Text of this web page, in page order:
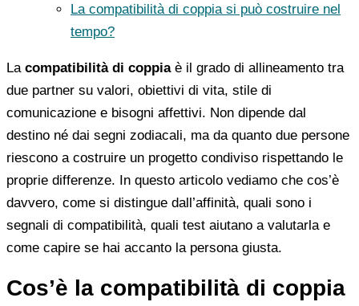
La compatibilità di coppia si può costruire nel
tempo?
La compatibilità di coppiaè il grado di allineamento tra
due partner su valori, obiettivi di vita, stile di
comunicazione e bisogni affettivi. Non dipende dal
destino né dai segni zodiacali, ma da quanto due persone
riescono a costruire un progetto condiviso rispettando le
proprie differenze. In questo articolo vediamo che cos’è
davvero, come si distingue dall’affinità, quali sono i
segnali di compatibilità, quali test aiutano a valutarla e
come capire se hai accanto la persona giusta.
Cos’è la compatibilità di coppia